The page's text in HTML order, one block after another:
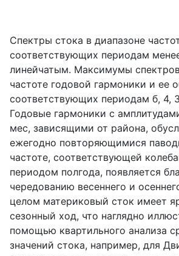
Спектры стока в диапазоне
соответствующих периодам
линейчатым. Максимумы
частоте годовой гармоники и ее
соответствующих периодам б, 4,
Годовые гармоники с
мес, зависящими от района,
ежегодно повторяющимися
частоте, соответствующей
периодом полгода, появляется
чередованию весеннего и
целом материковый сток имеет
сезонный ход, что наглядно
помощью квартильного анализа
значений стока, например, для